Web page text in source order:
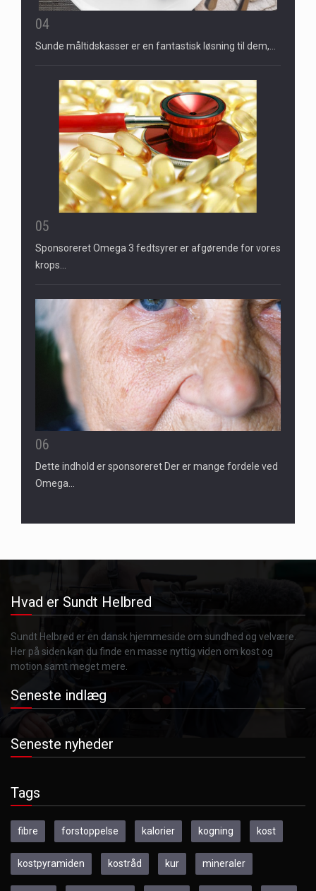
04
Sunde måltidskasser er en fantastisk løsning til dem,…
05
Sponsoreret Omega 3 fedtsyrer er afgørende for vores
krops…
06
Dette indhold er sponsoreret Der er mange fordele ved
Omega…
Hvad er Sundt Helbred
Sundt Helbred er en dansk hjemmeside om sundhed og velvære.
Her på siden kan du finde en masse nyttig viden om kost og
motion samt meget mere.
Seneste indlæg
Seneste nyheder
Tags
fibre forstoppelse kalorier kogning kost
kostpyramiden kostråd kur mineraler